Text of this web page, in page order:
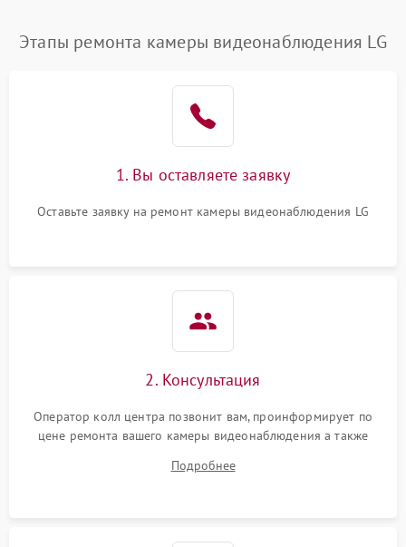
Этапы ремонта камеры видеонаблюдения LG
1. Вы оставляете заявку
Оставьте заявку на ремонт камеры видеонаблюдения LG
2. Консультация
Оператор колл центра позвонит вам, проинформирует по
цене ремонта вашего камеры видеонаблюдения а также
Подробнее